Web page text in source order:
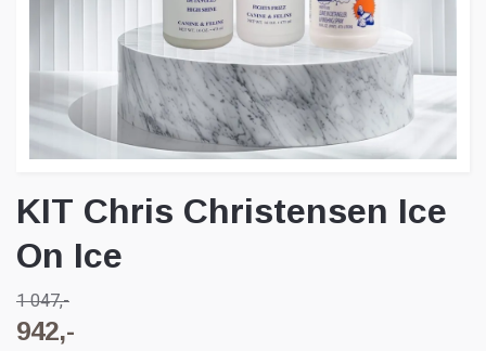
KIT Chris Christensen Ice
On Ice
1 047,-
942,-